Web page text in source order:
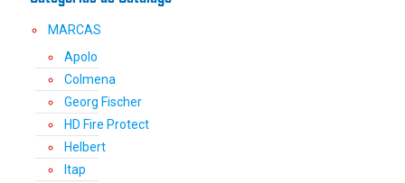
MARCAS
Apolo
Colmena
Georg Fischer
HD Fire Protect
Helbert
Itap